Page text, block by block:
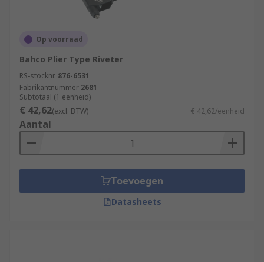
Op voorraad
Bahco Plier Type Riveter
RS-stocknr. 876-6531
Fabrikantnummer 2681
Subtotaal (1 eenheid)
€ 42,62(excl. BTW) € 42,62/eenheid
Aantal
Toevoegen
Datasheets